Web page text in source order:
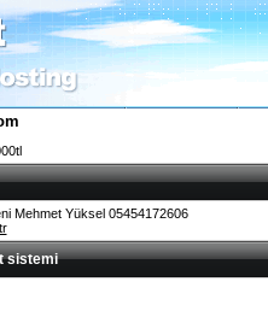
Mehmet Yüksel 05454172606
sistemi